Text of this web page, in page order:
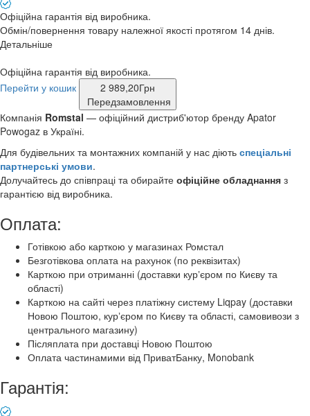
Офіційна гарантія від виробника.
Обмін/повернення товару належної якості протягом 14 днів.
Детальніше
Офіційна гарантія від виробника.
Перейти у кошик
2 989,20Грн
Передзамовлення
Компанія Romstal — офіційний дистриб'ютор бренду Apator
Powogaz в Україні.
Для будівельних та монтажних компаній у нас діють спеціальні
партнерські умови.
Долучайтесь до співпраці та обирайте офіційне обладнання з
гарантією від виробника.
Оплата:
Готівкою або карткою у магазинах Ромстал
Безготівкова оплата на рахунок (по реквізитах)
Карткою при отриманні (доставки курʼєром по Києву та
області)
Карткою на сайті через платіжну систему Liqpay (доставки
Новою Поштою, курʼєром по Києву та області, самовивози з
центрального магазину)
Післяплата при доставці Новою Поштою
Оплата частинамими від ПриватБанку, Monobank
Гарантія: